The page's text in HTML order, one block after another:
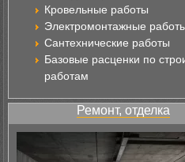
Кровельные работы
Электромонтажные
Сантехнические работы
Базовые расценки по
работам
Ремонт, отделка